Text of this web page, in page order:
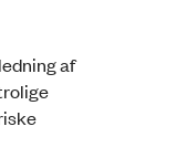
af